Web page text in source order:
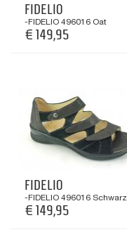
FIDELIO
-FIDELIO 496016 Oat
€ 149,95
FIDELIO
-FIDELIO 496016 Schwarz
€ 149,95